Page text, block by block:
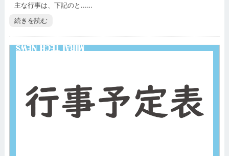
主な行事は、下記のと...…
続きを読む